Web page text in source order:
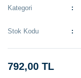
Kategori
Stok Kodu
792,00 TL